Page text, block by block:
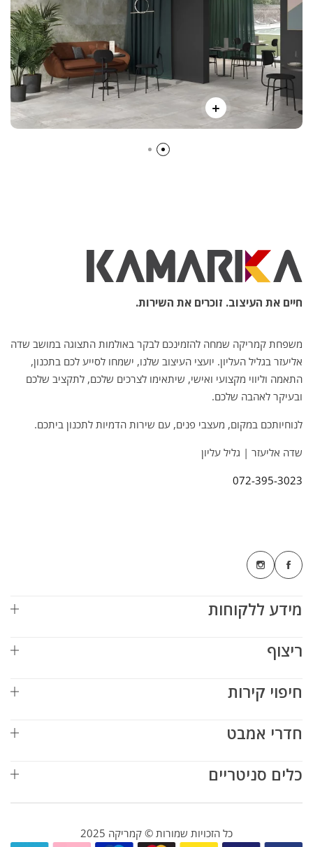
חיים את העיצוב. זוכרים את השירות.
משפחת קמריקה שמחה להזמינכם לבקר באולמות התצוגה במושב שדה
אליעזר בגליל העליון. יועצי העיצוב שלנו, ישמחו לסייע לכם בתכנון,
התאמה וליווי מקצועי ואישי, שיתאימו לצרכים שלכם, לתקציב שלכם
ובעיקר לאהבה שלכם.
לנוחיותכם במקום, מעצבי פנים, עם שירות הדמיות לתכנון ביתכם.
שדה אליעזר | גליל עליון
072-395-3023
מידע ללקוחות
ריצוף
חיפוי קירות
חדרי אמבט
כלים סניטריים
כל הזכויות שמורות © קמריקה 2025